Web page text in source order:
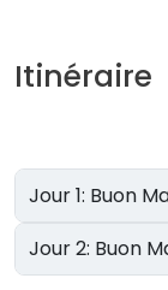
Itinéraire
Jour 1:
Jour 2: